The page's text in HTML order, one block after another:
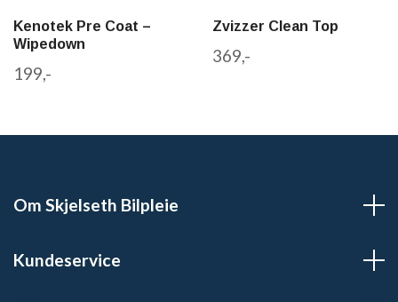
Kenotek Pre Coat –
Wipedown
199,-
Zvizzer Clean Top
369,-
Om Skjelseth Bilpleie
Kundeservice